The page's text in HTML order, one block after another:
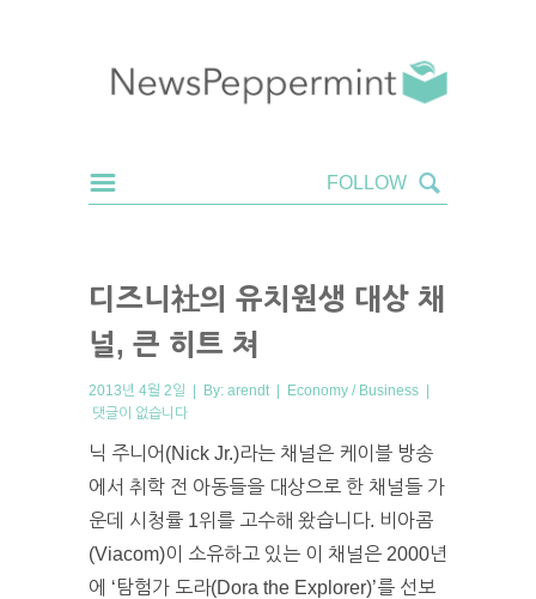
디즈니社의 유치원생 대상 채
널, 큰 히트 쳐
2013년 4월 2일 | By: arendt | Economy / Business |
댓글이 없습니다
닉 주니어(Nick Jr.)라는 채널은 케이블 방송
에서 취학 전 아동들을 대상으로 한 채널들 가
운데 시청률 1위를 고수해 왔습니다. 비아콤
(Viacom)이 소유하고 있는 이 채널은 2000년
에 ‘탐험가 도라(Dora the Explorer)’를 선보